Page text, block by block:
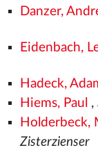
Danzer,
Eidenbach,
Hadeck,
Hiems, Paul ,
Holderbeck,
Zisterzienser